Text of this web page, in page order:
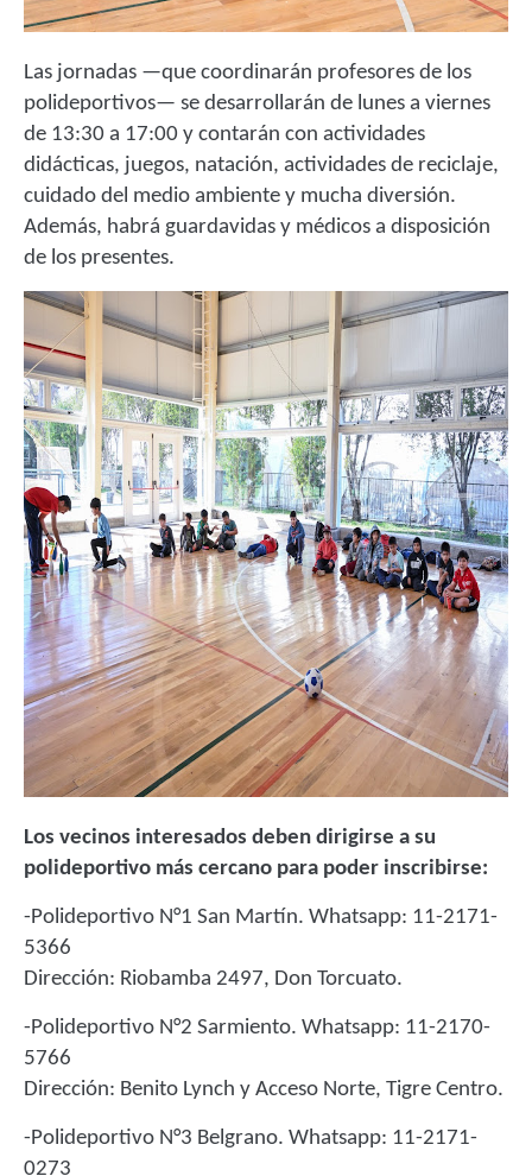
Las jornadas —que coordinarán profesores de los
polideportivos— se desarrollarán de lunes a viernes
de 13:30 a 17:00 y contarán con actividades
didácticas, juegos, natación, actividades de reciclaje,
cuidado del medio ambiente y mucha diversión.
Además, habrá guardavidas y médicos a disposición
de los presentes.
Los vecinos interesados deben dirigirse a su
polideportivo más cercano para poder inscribirse:
-Polideportivo N°1 San Martín. Whatsapp: 11-2171-
5366
Dirección: Riobamba 2497, Don Torcuato.
-Polideportivo N°2 Sarmiento. Whatsapp: 11-2170-
5766
Dirección: Benito Lynch y Acceso Norte, Tigre Centro.
-Polideportivo N°3 Belgrano. Whatsapp: 11-2171-
0273